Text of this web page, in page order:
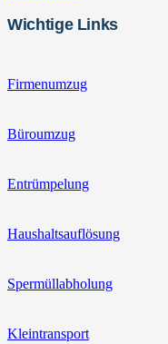
Wichtige Links
Firmenumzug
Büroumzug
Entrümpelung
Haushaltsauflösung
Spermüllabholung
Kleintransport